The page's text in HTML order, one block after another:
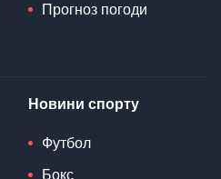
Прогноз погоди
Новини спорту
Футбол
Бокс